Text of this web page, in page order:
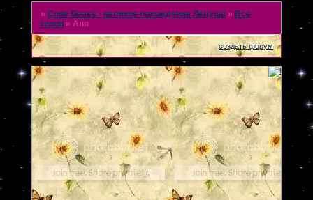
» Code Geass - великое похождение Лелуша » Все
герои » Аня
создать форум